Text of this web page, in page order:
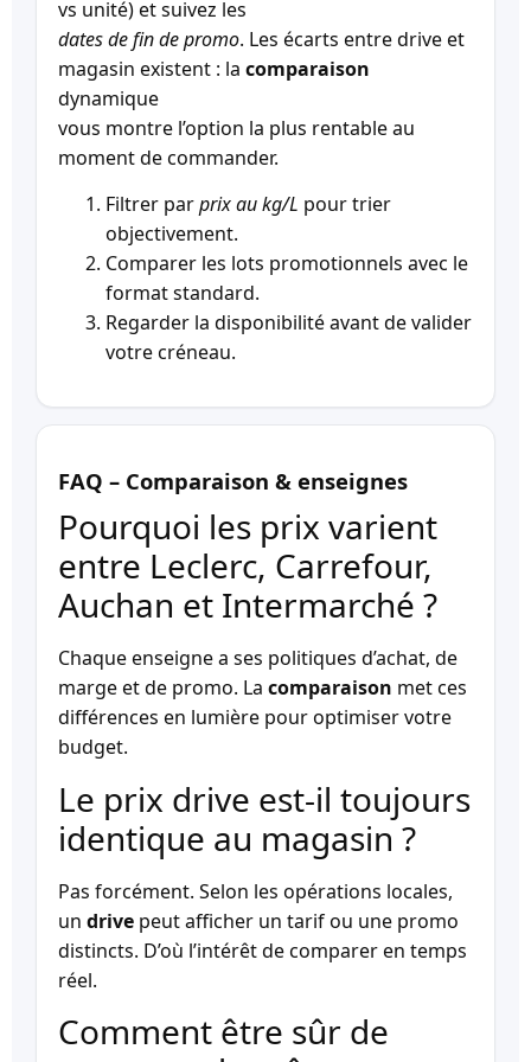
vs unité) et suivez les
dates de fin de promo. Les écarts entre drive et
magasin existent : la comparaison
dynamique
vous montre l’option la plus rentable au
moment de commander.
Filtrer parprix au kg/L pour trier
objectivement.
Comparer les lots promotionnels avec le
format standard.
Regarder la disponibilité avant de valider
votre créneau.
FAQ – Comparaison & enseignes
Pourquoi les prix varient
entre Leclerc, Carrefour,
Auchan et Intermarché ?
Chaque enseigne a ses politiques d’achat, de
marge et de promo. La comparaison met ces
différences en lumière pour optimiser votre
budget.
Le prix drive est-il toujours
identique au magasin ?
Pas forcément. Selon les opérations locales,
un drive peut afficher un tarif ou une promo
distincts. D’où l’intérêt de comparer en temps
réel.
Comment être sûr de